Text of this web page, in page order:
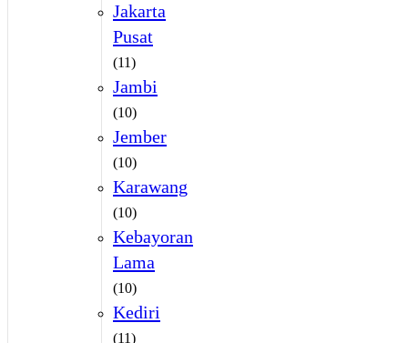
Jakarta
Pusat
(11)
Jambi
(10)
Jember
(10)
Karawang
(10)
Kebayoran
Lama
(10)
Kediri
(11)